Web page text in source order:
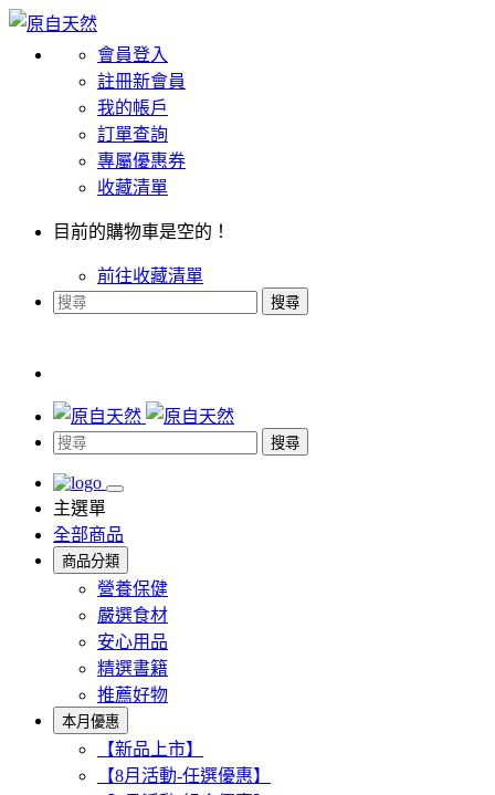
會員登入
註冊新會員
我的帳戶
訂單查詢
專屬優惠券
收藏清單
目前的購物車是空的！
前往收藏清單
搜尋
搜尋
主選單
全部商品
商品分類
營養保健
嚴選食材
安心用品
精選書籍
推薦好物
本月優惠
【新品上市】
【8月活動-任選優惠】